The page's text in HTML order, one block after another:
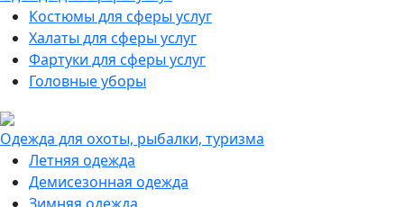
Костюмы для сферы услуг
Халаты для сферы услуг
Фартуки для сферы услуг
Головные уборы
Одежда для охоты, рыбалки, туризма
Летняя одежда
Демисезонная одежда